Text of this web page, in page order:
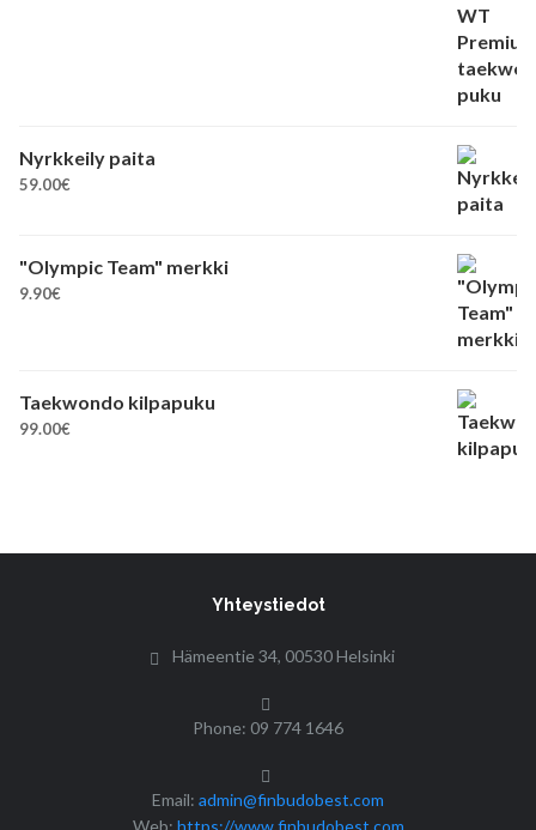
Nyrkkeily paita
59.00€
"Olympic Team" merkki
9.90€
Taekwondo kilpapuku
99.00€
Yhteystiedot
Hämeentie 34, 00530 Helsinki
Phone: 09 774 1646
Email: admin@finbudobest.com
Web: https://www.finbudobest.com